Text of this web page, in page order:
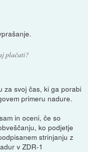
plačati?
za svoj čas, ki ga porabi
primeru nadure.
in oceni, če so
ko podjetje
strinjanju z
v ZDR-1